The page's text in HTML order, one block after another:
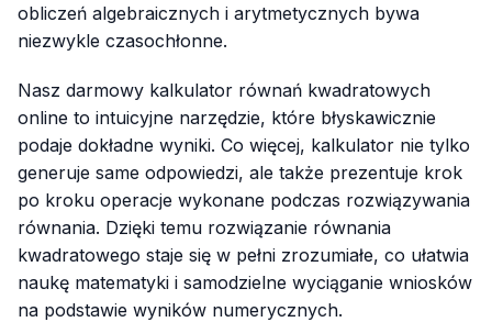
obliczeń algebraicznych i arytmetycznych bywa
niezwykle czasochłonne.
Nasz darmowy kalkulator równań kwadratowych
online to intuicyjne narzędzie, które błyskawicznie
podaje dokładne wyniki. Co więcej, kalkulator nie tylko
generuje same odpowiedzi, ale także prezentuje krok
po kroku operacje wykonane podczas rozwiązywania
równania. Dzięki temu rozwiązanie równania
kwadratowego staje się w pełni zrozumiałe, co ułatwia
naukę matematyki i samodzielne wyciąganie wniosków
na podstawie wyników numerycznych.